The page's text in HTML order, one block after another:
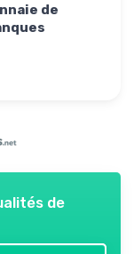
de
de